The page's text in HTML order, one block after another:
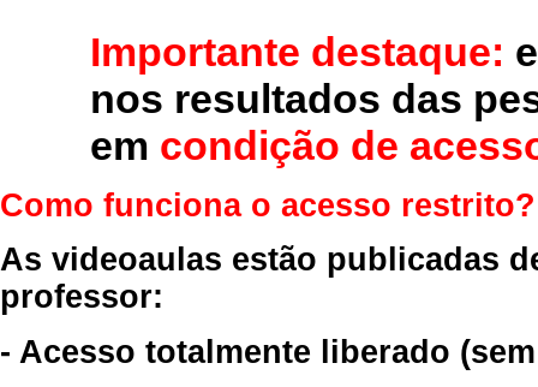
Importante destaque:
nos resultados das
em condição de
Como funciona o acesso restrito?
As videoaulas estão publicadas
professor:
- Acesso totalmente liberado